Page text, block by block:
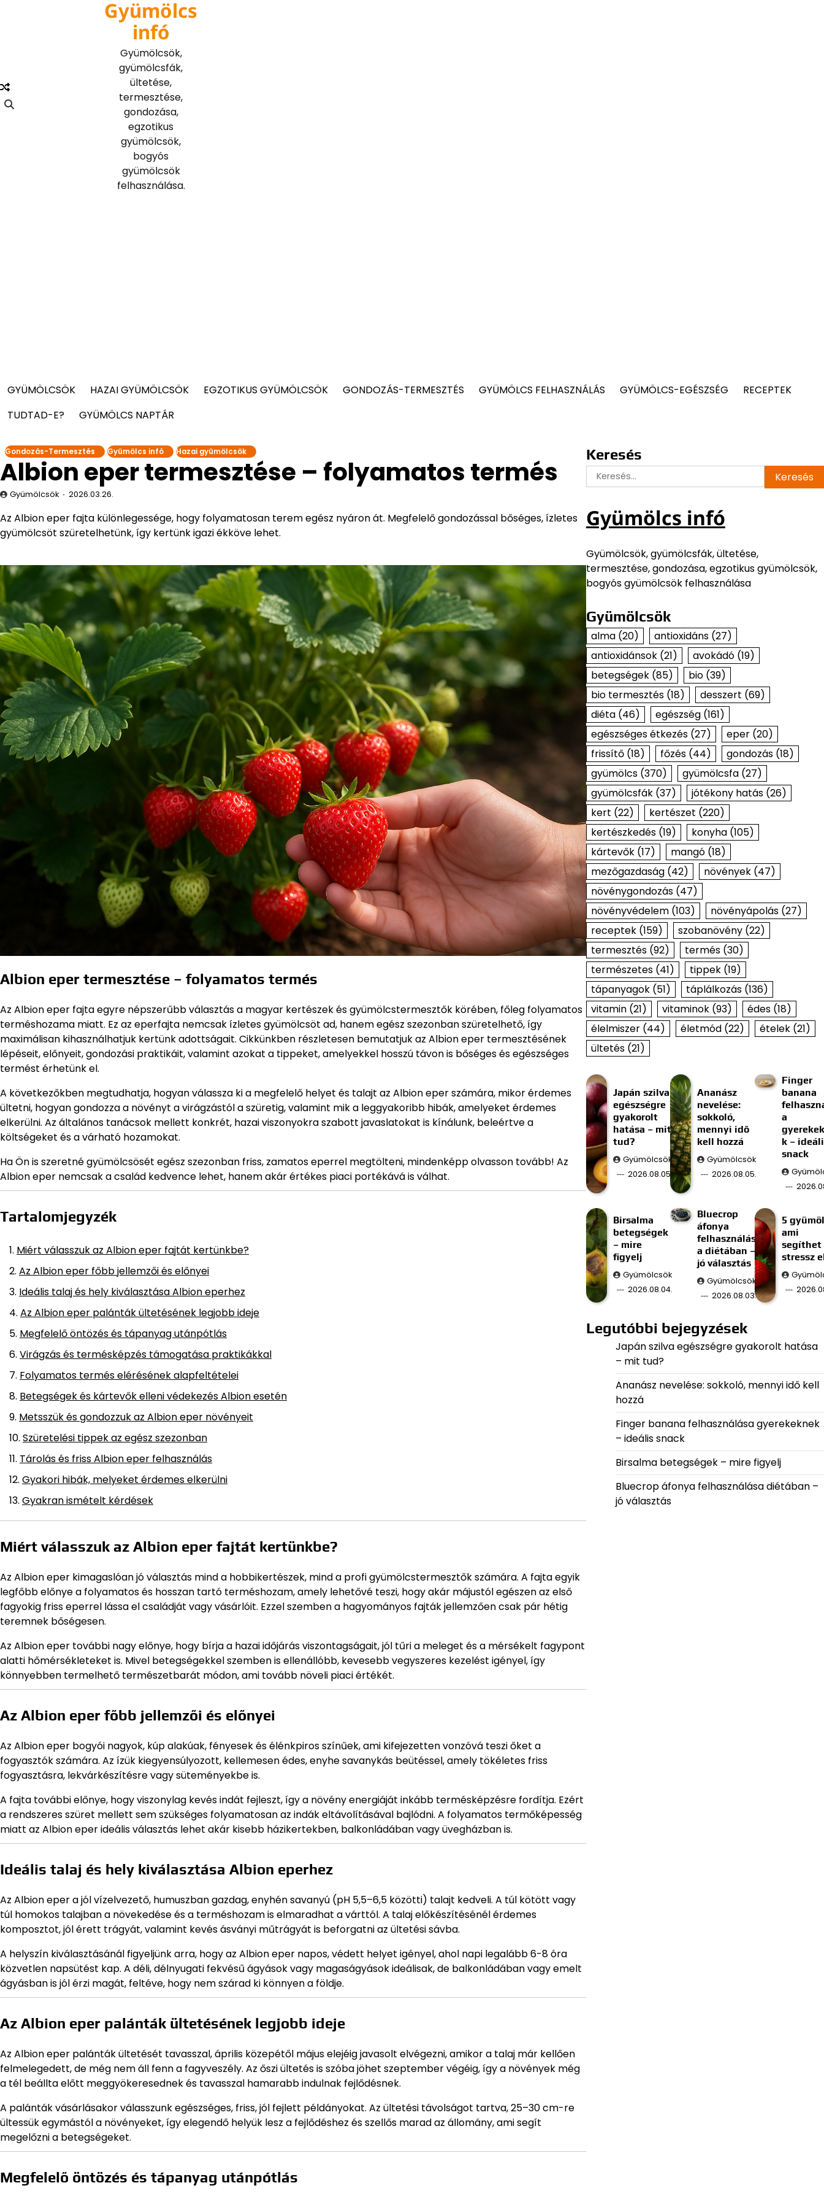
Gyümölcs
infó
Gyümölcsök,
gyümölcsfák,
ültetése,
termesztése,
gondozása,
egzotikus
gyümölcsök,
bogyós
gyümölcsök
felhasználása.
GYÜMÖLCSÖK HAZAI GYÜMÖLCSÖK EGZOTIKUS GYÜMÖLCSÖK GONDOZÁS-TERMESZTÉS GYÜMÖLCS FELHASZNÁLÁS GYÜMÖLCS-EGÉSZSÉG
RECEPTEK
TUDTAD-E?
GYÜMÖLCS NAPTÁR
Gondozás-Termesztés Gyümölcs infó Hazai gyümölcsök
Albion eper termesztése – folyamatos termés
Gyümölcsök 2026.03.26.
Az Albion eper fajta különlegessége, hogy folyamatosan terem egész nyáron át. Megfelelő gondozással bőséges, ízletes
gyümölcsöt szüretelhetünk, így kertünk igazi ékköve lehet.
Albion eper termesztése – folyamatos termés
Az Albion eper fajta egyre népszerűbb választás a magyar kertészek és gyümölcstermesztők körében, főleg folyamatos
terméshozama miatt. Ez az eperfajta nemcsak ízletes gyümölcsöt ad, hanem egész szezonban szüretelhető, így
maximálisan kihasználhatjuk kertünk adottságait. Cikkünkben részletesen bemutatjuk az Albion eper termesztésének
lépéseit, előnyeit, gondozási praktikáit, valamint azokat a tippeket, amelyekkel hosszú távon is bőséges és egészséges
termést érhetünk el.
A következőkben megtudhatja, hogyan válassza ki a megfelelő helyet és talajt az Albion eper számára, mikor érdemes
ültetni, hogyan gondozza a növényt a virágzástól a szüretig, valamint mik a leggyakoribb hibák, amelyeket érdemes
elkerülni. Az általános tanácsok mellett konkrét, hazai viszonyokra szabott javaslatokat is kínálunk, beleértve a
költségeket és a várható hozamokat.
Ha Ön is szeretné gyümölcsösét egész szezonban friss, zamatos eperrel megtölteni, mindenképp olvasson tovább! Az
Albion eper nemcsak a család kedvence lehet, hanem akár értékes piaci portékává is válhat.
Tartalomjegyzék
Miért válasszuk az Albion eper fajtát kertünkbe?
Az Albion eper főbb jellemzői és előnyei
Ideális talaj és hely kiválasztása Albion eperhez
Az Albion eper palánták ültetésének legjobb ideje
Megfelelő öntözés és tápanyag utánpótlás
Virágzás és termésképzés támogatása praktikákkal
Folyamatos termés elérésének alapfeltételei
Betegségek és kártevők elleni védekezés Albion esetén
Metsszük és gondozzuk az Albion eper növényeit
Szüretelési tippek az egész szezonban
Tárolás és friss Albion eper felhasználás
Gyakori hibák, melyeket érdemes elkerülni
Gyakran ismételt kérdések
Miért válasszuk az Albion eper fajtát kertünkbe?
Az Albion eper kimagaslóan jó választás mind a hobbikertészek, mind a profi gyümölcstermesztők számára. A fajta egyik
legfőbb előnye a folyamatos és hosszan tartó terméshozam, amely lehetővé teszi, hogy akár májustól egészen az első
fagyokig friss eperrel lássa el családját vagy vásárlóit. Ezzel szemben a hagyományos fajták jellemzően csak pár hétig
teremnek bőségesen.
Az Albion eper további nagy előnye, hogy bírja a hazai időjárás viszontagságait, jól tűri a meleget és a mérsékelt fagypont
alatti hőmérsékleteket is. Mivel betegségekkel szemben is ellenállóbb, kevesebb vegyszeres kezelést igényel, így
könnyebben termelhető természetbarát módon, ami tovább növeli piaci értékét.
Az Albion eper főbb jellemzői és előnyei
Az Albion eper bogyói nagyok, kúp alakúak, fényesek és élénkpiros színűek, ami kifejezetten vonzóvá teszi őket a
fogyasztók számára. Az ízük kiegyensúlyozott, kellemesen édes, enyhe savanykás beütéssel, amely tökéletes friss
fogyasztásra, lekvárkészítésre vagy süteményekbe is.
A fajta további előnye, hogy viszonylag kevés indát fejleszt, így a növény energiáját inkább termésképzésre fordítja. Ezért
a rendszeres szüret mellett sem szükséges folyamatosan az indák eltávolításával bajlódni. A folyamatos termőképesség
miatt az Albion eper ideális választás lehet akár kisebb házikertekben, balkonládában vagy üvegházban is.
Ideális talaj és hely kiválasztása Albion eperhez
Az Albion eper a jól vízelvezető, humuszban gazdag, enyhén savanyú (pH 5,5–6,5 közötti) talajt kedveli. A túl kötött vagy
túl homokos talajban a növekedése és a terméshozam is elmaradhat a várttól. A talaj előkészítésénél érdemes
komposztot, jól érett trágyát, valamint kevés ásványi műtrágyát is beforgatni az ültetési sávba.
A helyszín kiválasztásánál figyeljünk arra, hogy az Albion eper napos, védett helyet igényel, ahol napi legalább 6-8 óra
közvetlen napsütést kap. A déli, délnyugati fekvésű ágyások vagy magaságyások ideálisak, de balkonládában vagy emelt
ágyásban is jól érzi magát, feltéve, hogy nem szárad ki könnyen a földje.
Az Albion eper palánták ültetésének legjobb ideje
Az Albion eper palánták ültetését tavasszal, április közepétől május elejéig javasolt elvégezni, amikor a talaj már kellően
felmelegedett, de még nem áll fenn a fagyveszély. Az őszi ültetés is szóba jöhet szeptember végéig, így a növények még
a tél beállta előtt meggyökeresednek és tavasszal hamarabb indulnak fejlődésnek.
A palánták vásárlásakor válasszunk egészséges, friss, jól fejlett példányokat. Az ültetési távolságot tartva, 25–30 cm-re
ültessük egymástól a növényeket, így elegendő helyük lesz a fejlődéshez és szellős marad az állomány, ami segít
megelőzni a betegségeket.
Megfelelő öntözés és tápanyag utánpótlás
Keresés
Keresés:
Gyümölcs infó
Gyümölcsök, gyümölcsfák, ültetése,
termesztése, gondozása, egzotikus gyümölcsök,
bogyós gyümölcsök felhasználása
Gyümölcsök
alma(20) antioxidáns(27)
antioxidánsok(21) avokádó(19)
betegségek(85) bio(39)
bio termesztés(18) desszert (69)
diéta(46) egészség(161)
egészséges étkezés(27) eper(20)
frissítő(18) főzés(44) gondozás(18)
gyümölcs(370) gyümölcsfa(27)
gyümölcsfák(37) jótékony hatás(26)
kert (22) kertészet (220)
kertészkedés(19) konyha(105)
kártevők(17) mangó(18)
mezőgazdaság(42) növények(47)
növénygondozás(47)
növényvédelem(103) növényápolás(27)
receptek(159) szobanövény(22)
termesztés(92) termés(30)
természetes(41) tippek(19)
tápanyagok(51) táplálkozás(136)
vitamin(21) vitaminok(93) édes(18)
élelmiszer(44) életmód(22) ételek(21)
ültetés(21)
Japán szilva
egészségre
gyakorolt
hatása – mit
tud?
Gyümölcsök
2026.08.05.
Ananász
nevelése:
sokkoló,
mennyi idő
kell hozzá
Gyümölcsök
2026.08.05.
Finger
banana
a
k –
snack
Birsalma
betegségek
– mire
figyelj
Gyümölcsök
2026.08.04.
Bluecrop
áfonya
felhasználás
a diétában –
jó választás
Gyümölcsök
2026.08.03.
5
ami
segíthet
stressz
Legutóbbi bejegyzések
Japán szilva egészségre gyakorolt hatása
– mit tud?
Ananász nevelése: sokkoló, mennyi idő kell
hozzá
Finger banana felhasználása gyerekeknek
– ideális snack
Birsalma betegségek – mire figyelj
Bluecrop áfonya felhasználása diétában –
jó választás